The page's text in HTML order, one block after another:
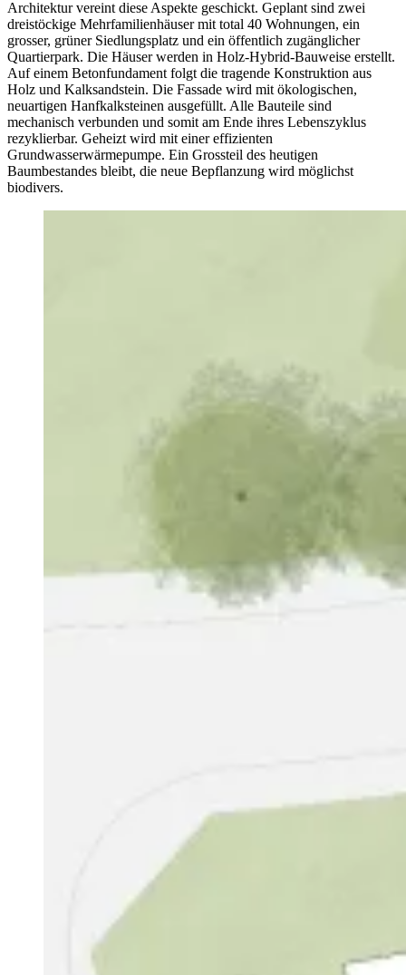
Architektur vereint diese Aspekte geschickt. Geplant sind zwei
dreistöckige Mehrfamilienhäuser mit total 40 Wohnungen, ein
grosser, grüner Siedlungsplatz und ein öffentlich zugänglicher
Quartierpark. Die Häuser werden in Holz-Hybrid-Bauweise erstellt.
Auf einem Betonfundament folgt die tragende Konstruktion aus
Holz und Kalksandstein. Die Fassade wird mit ökologischen,
neuartigen Hanfkalksteinen ausgefüllt. Alle Bauteile sind
mechanisch verbunden und somit am Ende ihres Lebenszyklus
rezyklierbar. Geheizt wird mit einer effizienten
Grundwasserwärmepumpe. Ein Grossteil des heutigen
Baumbestandes bleibt, die neue Bepflanzung wird möglichst
biodivers.